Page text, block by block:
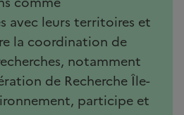
avec leurs territoires et
la coordination de
notamment
de Recherche Île-
participe et